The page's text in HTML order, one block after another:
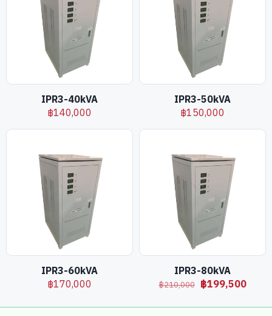
IPR3-40kVA
฿140,000
IPR3-50kVA
฿150,000
IPR3-60kVA
฿170,000
IPR3-80kVA
฿210,000
Original
was:
฿199,500
is: